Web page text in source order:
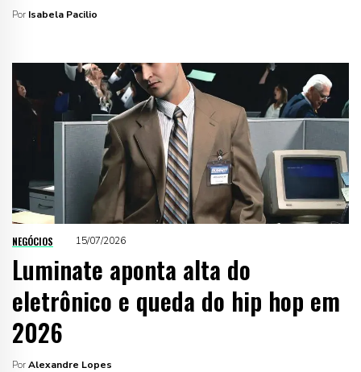
Por Isabela Pacilio
NEGÓCIOS 15/07/2026
Luminate aponta alta do
eletrônico e queda do hip hop em
2026
PorAlexandre Lopes